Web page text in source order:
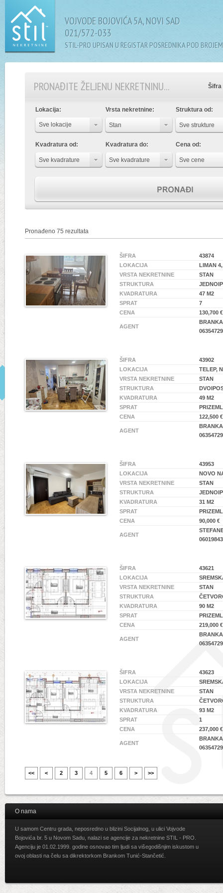
VOJVODE BOJOVIĆA 5A, NOVI SAD
021/572-033
STIL-PRO UPISAN U REGISTAR POSREDNIKA POD
Šifra
PRONAĐITE ŽELJENU NEKRETNINU...
Lokacija:
Sve lokacije
Vrsta nekretnine:
Stan
Struktura od:
Sve strukture
Kvadratura od:
Sve kvadrature
Kvadratura do:
Sve kvadrature
Cena od:
Sve cene
Pronađeno 75 rezultata
ŠIFRA
43874
LOKACIJA
LIMAN
VRSTA NEKRETNINE
STAN
STRUKTURA
KVADRATURA
47 M2
SPRAT
7
CENA
130,700 €
AGENT
ŠIFRA
43902
LOKACIJA
TELEP,
VRSTA NEKRETNINE
STAN
STRUKTURA
KVADRATURA
49 M2
SPRAT
CENA
122,500 €
AGENT
ŠIFRA
43953
LOKACIJA
NOVO
VRSTA NEKRETNINE
STAN
STRUKTURA
KVADRATURA
31 M2
SPRAT
CENA
90,000 €
AGENT
ŠIFRA
43621
LOKACIJA
VRSTA NEKRETNINE
STAN
STRUKTURA
KVADRATURA
90 M2
SPRAT
CENA
219,000 €
AGENT
ŠIFRA
43623
LOKACIJA
VRSTA NEKRETNINE
STAN
STRUKTURA
KVADRATURA
93 M2
SPRAT
1
CENA
237,000 €
AGENT
<< < 2 3 4 5 6 > >>
O nama
U samom Centru grada, neposredno u blizini Socijalnog, u ulici Vojvode
Bojovića br. 5 u Novom Sadu, nalazi se agencije za nekretnine STIL - PRO.
Agenciju je 01.02.1999. godine osnovao tim ljudi sa višegodišnjim iskustom u
ovoj oblasti na čelu sa dikrektorkom Brankom Tunić-Stančetić.